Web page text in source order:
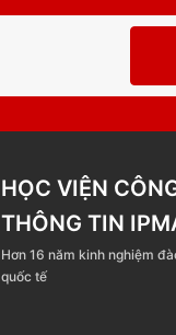
HỌC VIỆN
THÔNG TIN
Hơn 16 năm kinh nghiệm
quốc tế